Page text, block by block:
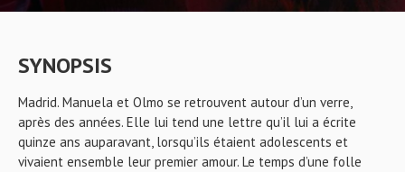
SYNOPSIS
Madrid. Manuela et Olmo se retrouvent autour d’un verre,
après des années. Elle lui tend une lettre qu’il lui a écrite
quinze ans auparavant, lorsqu’ils étaient adolescents et
vivaient ensemble leur premier amour. Le temps d’une folle